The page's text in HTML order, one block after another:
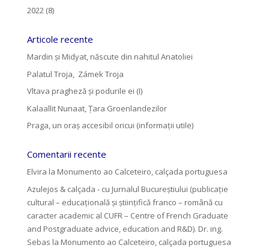
2022 (8)
Articole recente
Mardin și Midyat, născute din nahitul Anatoliei
Palatul Troja, Zámek Troja
Vltava pragheză și podurile ei (I)
Kalaallit Nunaat, Țara Groenlandezilor
Praga, un oraș accesibil oricui (informații utile)
Comentarii recente
Elvira la Monumento ao Calceteiro, calçada portuguesa
Azulejos & calçada - cu Jurnalul Bucureștiului (publicație
cultural – educațională și științifică franco – română cu
caracter academic al CUFR – Centre of French Graduate
and Postgraduate advice, education and R&D). Dr. ing.
Sebas la Monumento ao Calceteiro, calçada portuguesa